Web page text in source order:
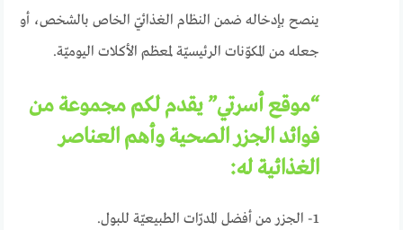
ينصح بإدخاله ضمن النظام الغذائيّ الخاص بالشخص، أو
جعله من المكوّنات الرئيسيّة لمعظم الأكلات اليوميّة.
“موقع أسرتي” يقدم لكم مجموعة من
فوائد الجزر الصحية وأهم العناصر
الغذائية له:
1- الجزر من أفضل المدرّات الطبيعيّة للبول.